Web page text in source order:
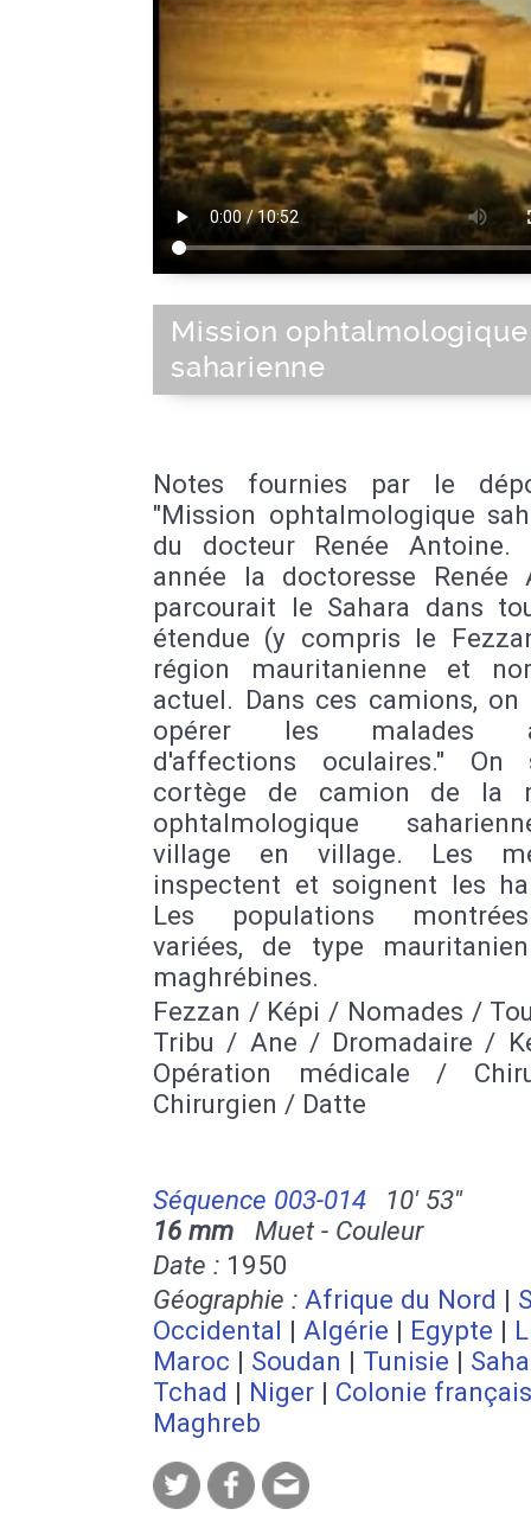
Mission ophtalmologique
saharienne
Notes fournies par le
"Mission ophtalmologique
du docteur Renée Antoine.
année la doctoresse Renée
parcourait le Sahara dans
étendue (y compris le
région mauritanienne et
actuel. Dans ces camions, on
opérer les malades
d'affections oculaires."
cortège de camion de la
ophtalmologique
village en village. Les
inspectent et soignent les
Les populations
variées, de type
maghrébines.
Fezzan / Képi / Nomades /
Tribu / Ane / Dromadaire /
Opération médicale /
Chirurgien / Datte
Séquence 003-014
10' 53''
16 mm Muet - Couleur
Date : 1950
Géographie : Afrique du Nord |
Occidental | Algérie | Egypte |
Maroc | Soudan | Tunisie |
Tchad | Niger | Colonie
Maghreb